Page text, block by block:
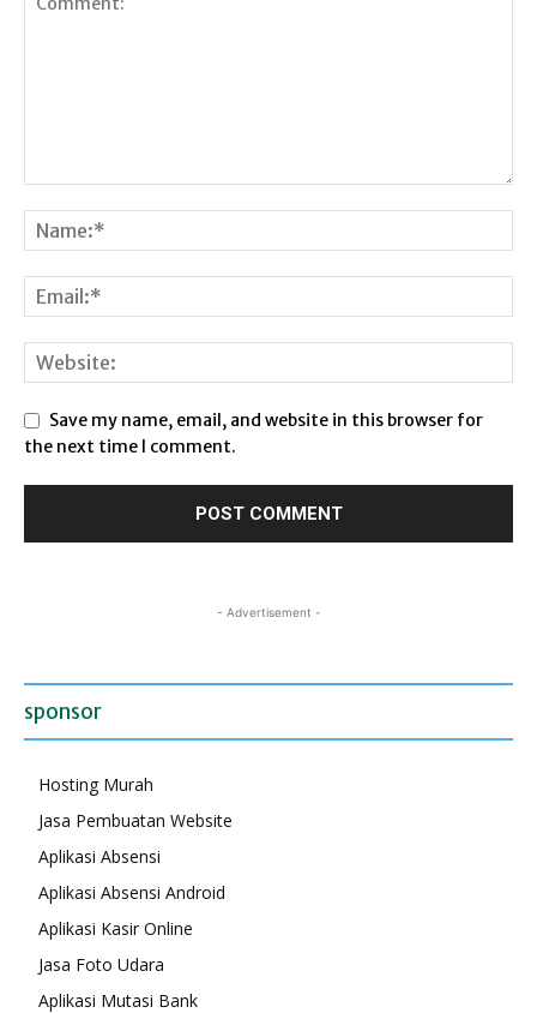
Save my name, email, and website in this browser for
the next time I comment.
- Advertisement -
sponsor
Hosting Murah
Jasa Pembuatan Website
Aplikasi Absensi
Aplikasi Absensi Android
Aplikasi Kasir Online
Jasa Foto Udara
Aplikasi Mutasi Bank